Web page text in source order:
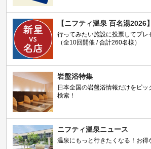
【ニフティ温泉 百名湯2026】
行ってみたい施設に投票してプレ
（全10回開催 / 合計260名様）
岩盤浴特集
日本全国の岩盤浴情報だけをピッ
検索！
ニフティ温泉ニュース
温泉にもっと行きたくなる！お得